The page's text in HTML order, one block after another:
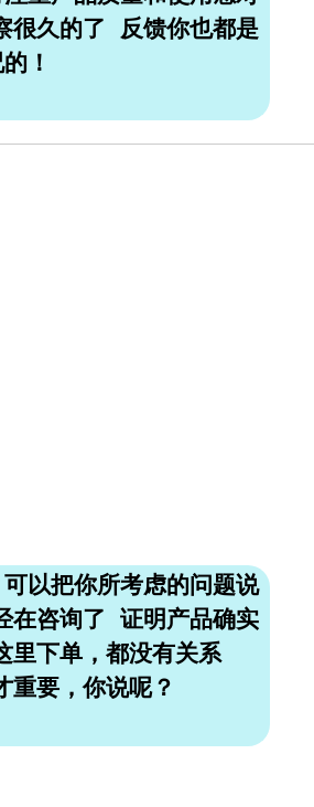
很久的了 反馈你也都是
！
以把你所考虑的问题说
在咨询了 证明产品确实
里下单，都没有关系
重要，你说呢？